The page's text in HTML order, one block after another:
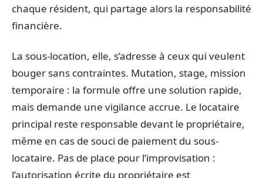
chaque résident, qui partage alors la responsabilité
financière.
La sous-location, elle, s’adresse à ceux qui veulent
bouger sans contraintes. Mutation, stage, mission
temporaire : la formule offre une solution rapide,
mais demande une vigilance accrue. Le locataire
principal reste responsable devant le propriétaire,
même en cas de souci de paiement du sous-
locataire. Pas de place pour l’improvisation :
l’autorisation écrite du propriétaire est